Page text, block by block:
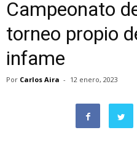
Campeonato
torneo propio
infame
Por Carlos Aira - 12 enero, 2023